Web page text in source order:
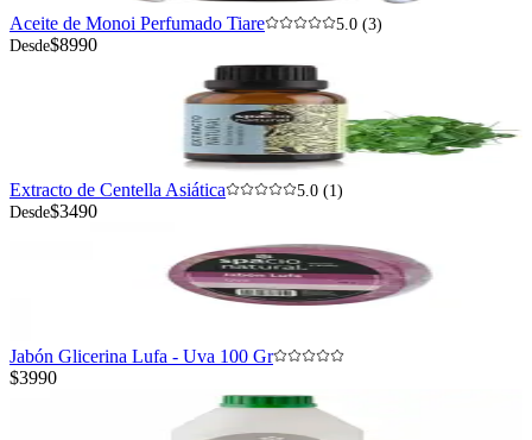
Aceite de Monoi Perfumado Tiare
5.0 (3)
Desde$8990
Extracto de Centella Asiática
5.0 (1)
Desde$3490
Jabón Glicerina Lufa - Uva 100 Gr
$3990